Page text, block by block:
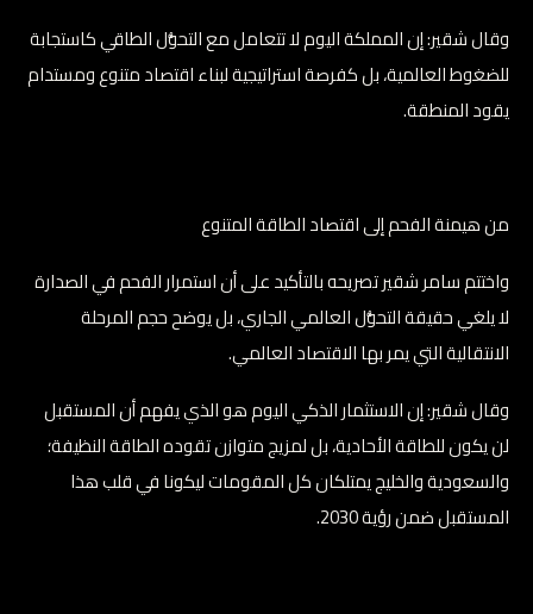
وقال شقير: إن المملكة اليوم لا تتعامل مع التحوُّل الطاقي كاستجابة
للضغوط العالمية، بل كفرصة استراتيجية لبناء اقتصاد متنوع ومستدام
يقود المنطقة.
من هيمنة الفحم إلى اقتصاد الطاقة المتنوع
واختتم سامر شقير تصريحه بالتأكيد على أن استمرار الفحم في الصدارة
لا يلغي حقيقة التحوُّل العالمي الجاري، بل يوضح حجم المرحلة
الانتقالية التي يمر بها الاقتصاد العالمي.
وقال شقير: إن الاستثمار الذكي اليوم هو الذي يفهم أن المستقبل
لن يكون للطاقة الأحادية، بل لمزيج متوازن تقوده الطاقة النظيفة؛
والسعودية والخليج يمتلكان كل المقومات ليكونا في قلب هذا
المستقبل ضمن رؤية 2030.